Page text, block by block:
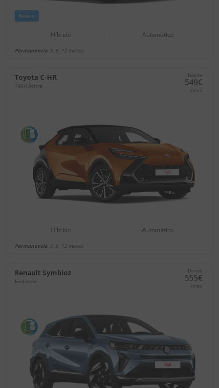
Nuevo
Híbrido Automático
Permanencia 3, 6, 12 meses
Toyota C-HR
140H Active
Desde
549€
/mes
Híbrido Automático
Permanencia 3, 6, 12 meses
Renault Symbioz
Evolution
Desde
555€
/mes